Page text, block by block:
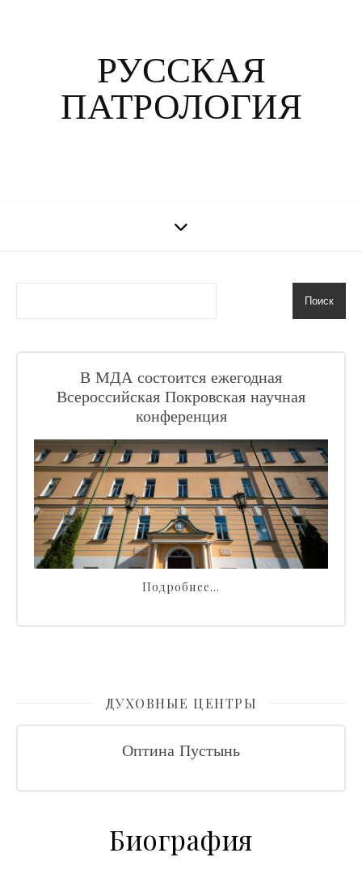
РУССКАЯ
ПАТРОЛОГИЯ
Поиск
В МДА состоится ежегодная
Всероссийская Покровская научная
конференция
Подробнее…
ДУХОВНЫЕ ЦЕНТРЫ
Оптина Пустынь
Биография